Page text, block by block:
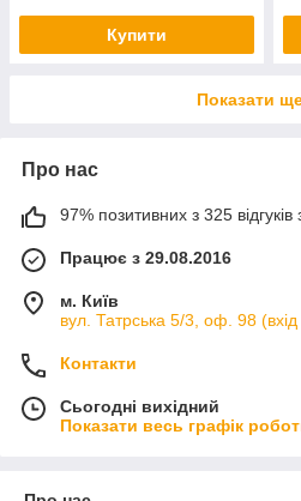
Купити
Показати
Про нас
97% позитивних з 325 відгуків
Працює з 29.08.2016
м. Київ
вул. Татрська 5/3, оф. 98 (вхід
Контакти
Сьогодні вихідний
Показати весь графік